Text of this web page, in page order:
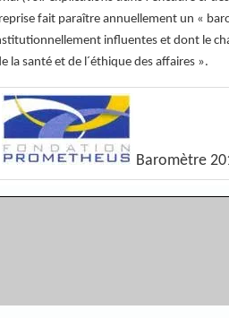
fait paraître annuellement un «
influentes et dont le
la santé et de l´éthique des affaires ».
Baromètre